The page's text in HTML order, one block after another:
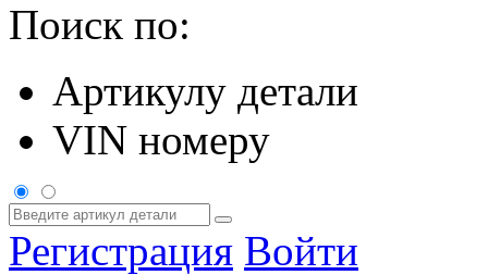
Поиск по:
Артикулу детали
VIN номеру
Регистрация Войти